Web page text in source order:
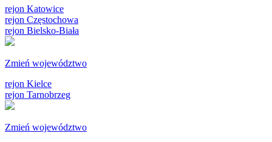
rejon Katowice
rejon Częstochowa
rejon Bielsko-Biała
Zmień województwo
rejon Kielce
rejon Tarnobrzeg
Zmień województwo